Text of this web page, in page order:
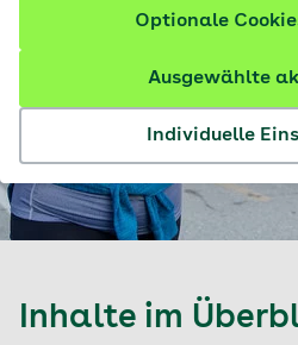
Individuelle
Ausgewählte
Optionale
Inhalte im